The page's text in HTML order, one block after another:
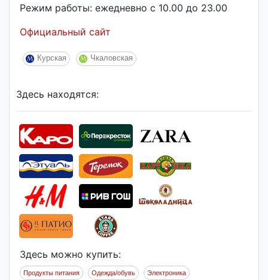
Режим работы: ежедневно с 10.00 до 23.00
Официальный сайт
Курская Чкаловская
Здесь находятся:
Здесь можно купить:
Продукты питания Одежда/обувь Электроника